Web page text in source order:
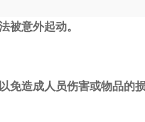
被意外起动。
造成人员伤害或物品的损